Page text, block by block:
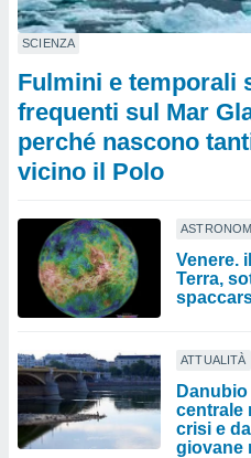
SCIENZA
Fulmini e temporali
frequenti sul Mar
perché nascono
vicino il Polo
Venere.
Terra,
ATTUALITÀ
centrale
crisi e
giovane